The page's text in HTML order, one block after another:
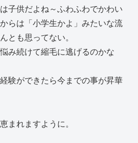
子供だよね～ふわふわでかわい
らは「小学生かよ」みたいな流
とも思ってない。
み続けて縮毛に逃げるのかな
験ができたら今までの事が昇華
まれますように。